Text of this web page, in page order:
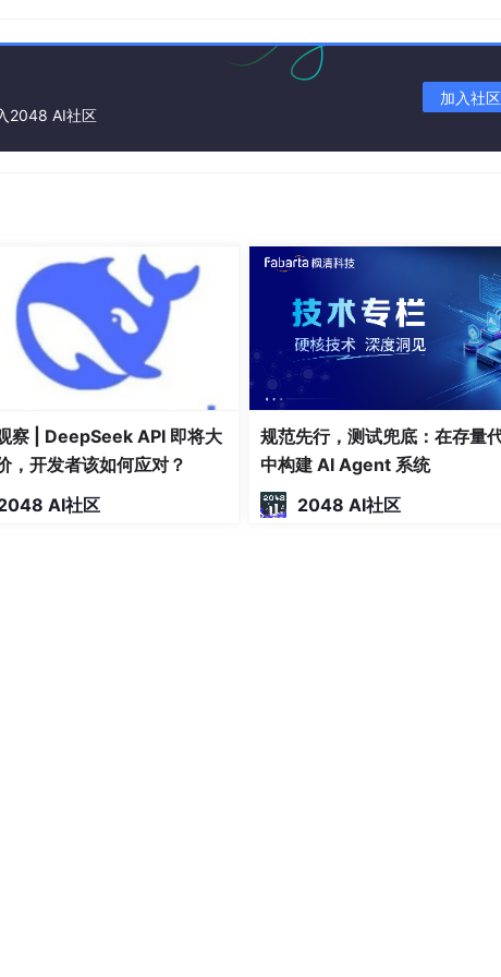
限的项目根目录下执行，以便创建 openspec/ 配置目录。
验证安装是否成功。
spec。命令示例： /opsx:propose "创建一个 Todo 应用"
。执
以任务命名的目录，包含提案文档、设计模板、任务清单等结构
实现。使用 /opsx:apply 命令，OpenSpec 会根据生成的
进行归档。使用 /opsx:archive
命令，所有相关变更文件将
2048 AI社区
加入社区
察 | DeepSeek API 即将大
，开发者该如何应对？
AI社区
规范先行，测试兜底：在存量
中构建 AI Agent 系统
2048 AI社区